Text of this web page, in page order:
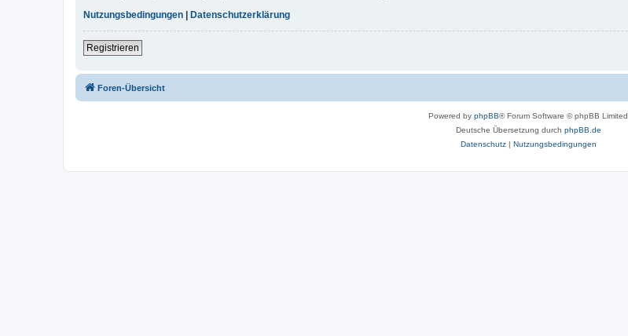
Nutzungsbedingungen
Datenschutzerklärung
Registrieren
Foren-Übersicht
Powered by phpBB® Forum Software © phpBB Limited
Deutsche Übersetzung durch phpBB.de
Datenschutz| Nutzungsbedingungen